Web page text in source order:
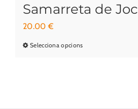
Samarreta de Joc
20.00€
Selecciona opcionsAquest